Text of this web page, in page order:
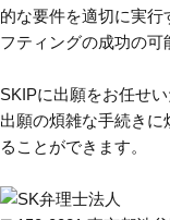
的な要件を適切に実
フティングの成功の可
SKIPに出願をお任せ
出願の煩雑な手続き
ることができます。